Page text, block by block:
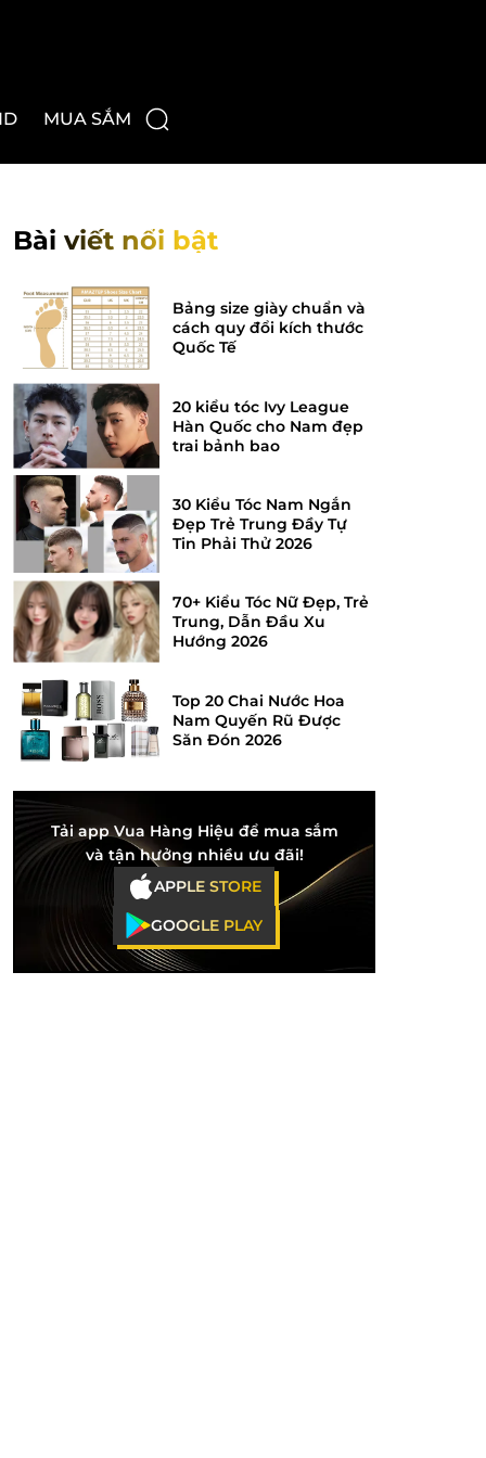
MUA SẮM
Bài viết nổi bật
Bảng size giày chuẩn và
cách quy đổi kích thước
Quốc Tế
20 kiểu tóc Ivy League
Hàn Quốc cho Nam đẹp
trai bảnh bao
30 Kiểu Tóc Nam Ngắn
Đẹp Trẻ Trung Đầy Tự
Tin Phải Thử 2026
70+ Kiểu Tóc Nữ Đẹp, Trẻ
Trung, Dẫn Đầu Xu
Hướng 2026
Top 20 Chai Nước Hoa
Nam Quyến Rũ Được
Săn Đón 2026
Tải app Vua Hàng Hiệu để mua sắm
và tận hưởng nhiều ưu đãi!
APPLE STORE
GOOGLE PLAY